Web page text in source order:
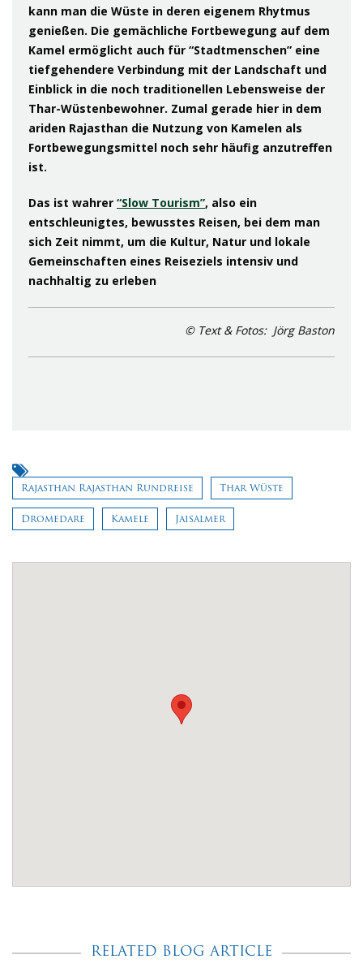
kann man die Wüste in deren eigenem Rhytmus
genießen. Die gemächliche Fortbewegung auf dem
Kamel ermöglicht auch für “Stadtmenschen” eine
tiefgehendere Verbindung mit der Landschaft und
Einblick in die noch traditionellen Lebensweise der
Thar-Wüstenbewohner. Zumal gerade hier in dem
ariden Rajasthan die Nutzung von Kamelen als
Fortbewegungsmittel noch sehr häufig anzutreffen
ist.
Das ist wahrer “Slow Tourism”, also ein
entschleunigtes, bewusstes Reisen, bei dem man
sich Zeit nimmt, um die Kultur, Natur und lokale
Gemeinschaften eines Reiseziels intensiv und
nachhaltig zu erleben
© Text & Fotos: Jörg Baston
Rajasthan Rajasthan Rundreise Thar Wüste
Dromedare Kamele Jaisalmer
RELATED BLOG ARTICLE